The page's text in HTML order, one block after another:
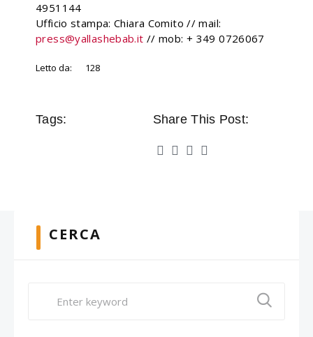
4951144
Ufficio stampa: Chiara Comito // mail:
press@yallashebab.it // mob: + 349 0726067
Letto da: 128
Tags: Share This Post:
CERCA